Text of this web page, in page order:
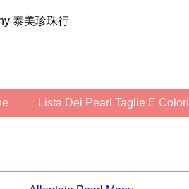
泰美珍珠行
Lista Dei Pearl Taglie E Colori